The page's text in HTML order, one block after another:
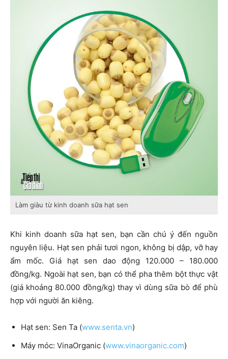
Làm giàu từ kinh doanh sữa hạt sen
Khi kinh doanh sữa hạt sen, bạn cần chú ý đến nguồn
nguyên liệu. Hạt sen phải tươi ngon, không bị dập, vỡ hay
ẩm mốc. Giá hạt sen dao động 120.000 – 180.000
đồng/kg. Ngoài hạt sen, bạn có thể pha thêm bột thực vật
(giá khoảng 80.000 đồng/kg) thay vì dùng sữa bò để phù
hợp với người ăn kiêng.
Hạt sen: Sen Ta (www.senta.vn)
Máy móc: VinaOrganic (www.vinaorganic.com)